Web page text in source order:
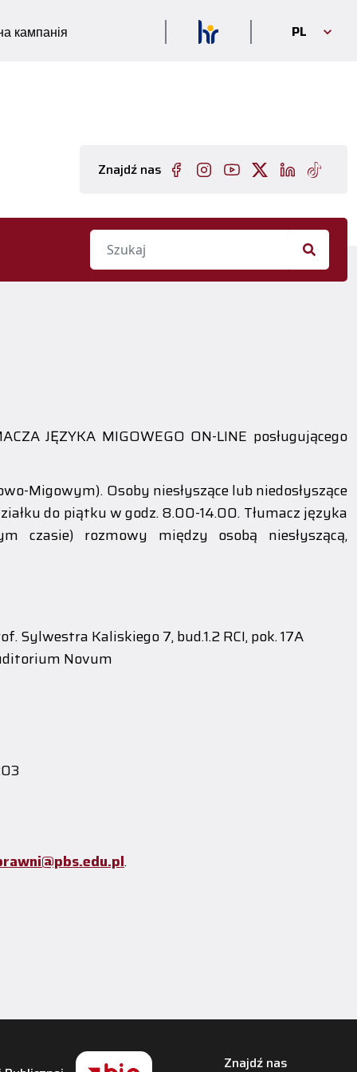
кампанія PL
Znajdź nas
JĘZYKA MIGOWEGO ON-LINE posługującego
Migowym). Osoby niesłyszące lub niedosłyszące
do piątku w godz. 8.00-14.00. Tłumacz języka
czasie) rozmowy między osobą niesłyszącą,
Sylwestra Kaliskiego 7, bud.1.2 RCI, pok. 17A
Novum
.
Znajdź nas